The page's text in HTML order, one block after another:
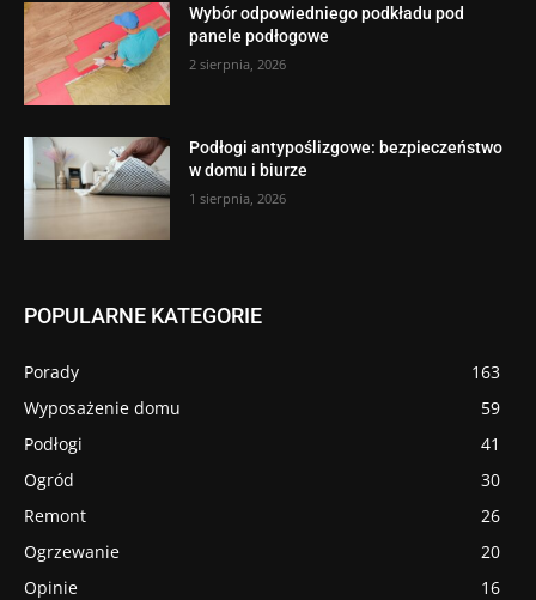
Wybór odpowiedniego podkładu pod
panele podłogowe
2 sierpnia, 2026
Podłogi antypoślizgowe: bezpieczeństwo
w domu i biurze
1 sierpnia, 2026
POPULARNE KATEGORIE
Porady
163
Wyposażenie domu
59
Podłogi
41
Ogród
30
Remont
26
Ogrzewanie
20
Opinie
16